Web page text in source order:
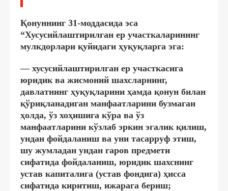
Қонуннинг 31-моддасида эса
“Хусусийлаштирилган ер участкаларининг
мулкдорлари қуйидаги ҳуқуқларга эга:
— хусусийлаштирилган ер участкасига
юридик ва жисмоний шахсларнинг,
давлатнинг ҳуқуқларини ҳамда қонун билан
қўриқланадиган манфаатларини бузмаган
ҳолда, ўз хоҳишига кўра ва ўз
манфаатларини кўзлаб эркин эгалик қилиш,
ундан фойдаланиш ва уни тасарруф этиш,
шу жумладан ундан гаров предмети
сифатида фойдаланиш, юридик шахснинг
устав капиталига (устав фондига) ҳисса
сифатида киритиш, ижарага бериш;